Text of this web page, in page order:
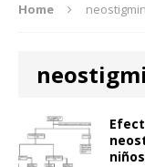
Home
niños